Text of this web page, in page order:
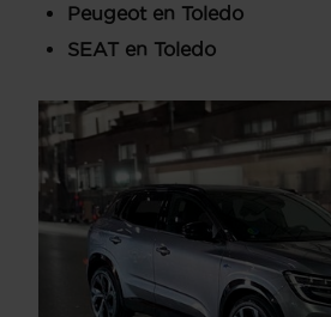
Peugeot en Toledo
SEAT en Toledo